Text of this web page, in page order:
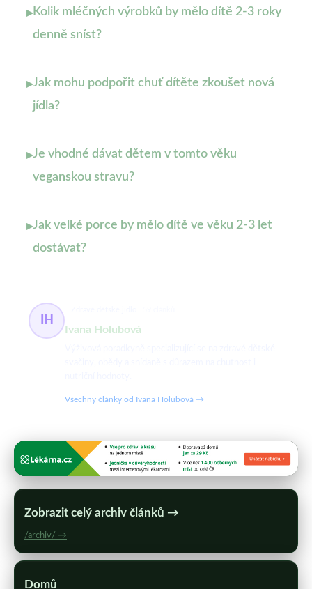
▸Kolik mléčných výrobků by mělo dítě 2-3 roky
denně sníst?
▸Jak mohu podpořit chuť dítěte zkoušet nová
jídla?
▸Je vhodné dávat dětem v tomto věku
veganskou stravu?
▸Jak velké porce by mělo dítě ve věku 2-3 let
dostávat?
IH
Ivana Holubová
Všechny články od Ivana Holubová →
Zobrazit celý archiv článků →
/archiv/ →
Domů